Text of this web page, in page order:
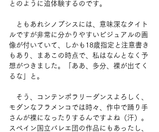
とのように追体験するのです。
ともあれシノプシスには、意味深なタイト
ルですが非常に分かりやすいビジュアルの画
像が付いていて、しかも18歳指定と注意書き
もあり、まあこの時点で、私はなんとなく予
想がつきました。「ああ、多分、裸が出てく
るな」と。
そう、コンテンポラリーダンスよろしく、
モダンなフラメンコでは時々、作中で踊り手
さんが裸になったりするんですよね（汗）。
スペイン国立バレエ団の作品にもあったし、